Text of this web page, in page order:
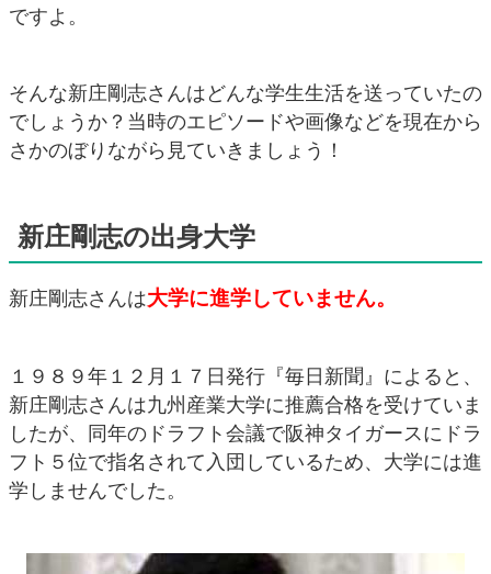
ですよ。
そんな新庄剛志さんはどんな学生生活を送っていたの
でしょうか？当時のエピソードや画像などを現在から
さかのぼりながら見ていきましょう！
新庄剛志の出身大学
新庄剛志さんは大学に進学していません。
１９８９年１２月１７日発行『毎日新聞』によると、
新庄剛志さんは九州産業大学に推薦合格を受けていま
したが、同年のドラフト会議で阪神タイガースにドラ
フト５位で指名されて入団しているため、大学には進
学しませんでした。